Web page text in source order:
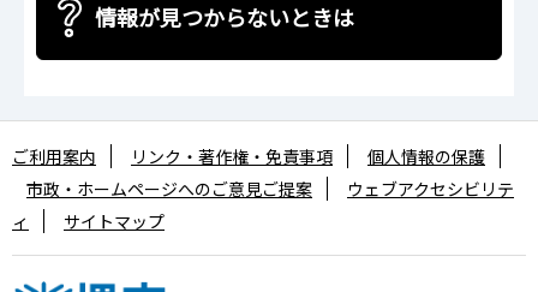
情報が見つからないときは
ご利用案内 リンク・著作権・免責事項
個人情報の保護
市政・ホームページへのご意見ご提案
ウェブアクセシビリテ
ィ
サイトマップ